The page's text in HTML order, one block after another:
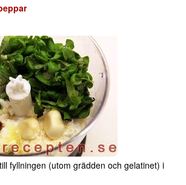
fyllningen (utom grädden och gelatinet) i